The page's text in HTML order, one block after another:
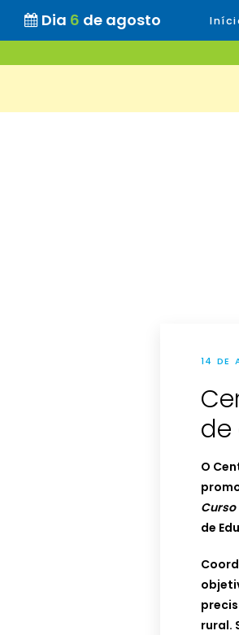
Dia 6 de agosto
14 DE
O
Curso
de
rural.